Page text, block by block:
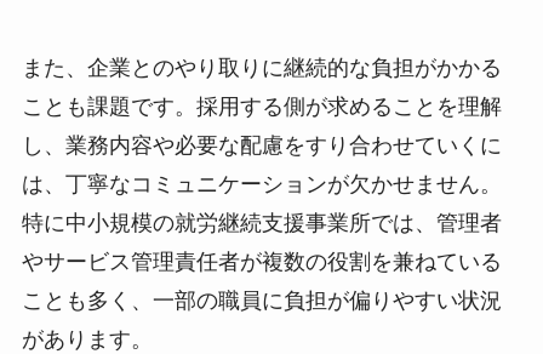
また、企業とのやり取りに継続的な負担がかかる
ことも課題です。採用する側が求めることを理解
し、業務内容や必要な配慮をすり合わせていくに
は、丁寧なコミュニケーションが欠かせません。
特に中小規模の就労継続支援事業所では、管理者
やサービス管理責任者が複数の役割を兼ねている
ことも多く、一部の職員に負担が偏りやすい状況
があります。